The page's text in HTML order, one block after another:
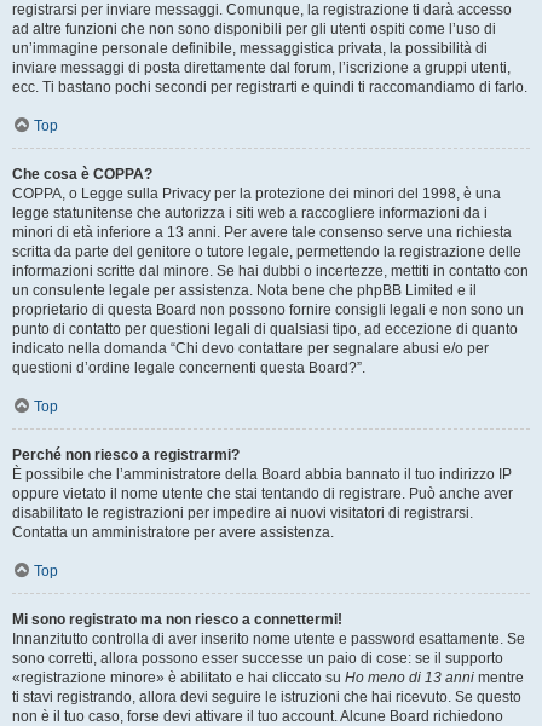
registrarsi per inviare messaggi. Comunque, la registrazione ti darà accesso
ad altre funzioni che non sono disponibili per gli utenti ospiti come l’uso di
un’immagine personale definibile, messaggistica privata, la possibilità di
inviare messaggi di posta direttamente dal forum, l’iscrizione a gruppi utenti,
ecc. Ti bastano pochi secondi per registrarti e quindi ti raccomandiamo di farlo.
Top
Che cosa è COPPA?
COPPA, o Legge sulla Privacy per la protezione dei minori del 1998, è una
legge statunitense che autorizza i siti web a raccogliere informazioni da i
minori di età inferiore a 13 anni. Per avere tale consenso serve una richiesta
scritta da parte del genitore o tutore legale, permettendo la registrazione delle
informazioni scritte dal minore. Se hai dubbi o incertezze, mettiti in contatto con
un consulente legale per assistenza. Nota bene che phpBB Limited e il
proprietario di questa Board non possono fornire consigli legali e non sono un
punto di contatto per questioni legali di qualsiasi tipo, ad eccezione di quanto
indicato nella domanda “Chi devo contattare per segnalare abusi e/o per
questioni d’ordine legale concernenti questa Board?”.
Top
Perché non riesco a registrarmi?
È possibile che l’amministratore della Board abbia bannato il tuo indirizzo IP
oppure vietato il nome utente che stai tentando di registrare. Può anche aver
disabilitato le registrazioni per impedire ai nuovi visitatori di registrarsi.
Contatta un amministratore per avere assistenza.
Top
Mi sono registrato ma non riesco a connettermi!
Innanzitutto controlla di aver inserito nome utente e password esattamente. Se
sono corretti, allora possono esser successe un paio di cose: se il supporto
«registrazione minore» è abilitato e hai cliccato su Ho meno di 13 anni mentre
ti stavi registrando, allora devi seguire le istruzioni che hai ricevuto. Se questo
non è il tuo caso, forse devi attivare il tuo account. Alcune Board richiedono